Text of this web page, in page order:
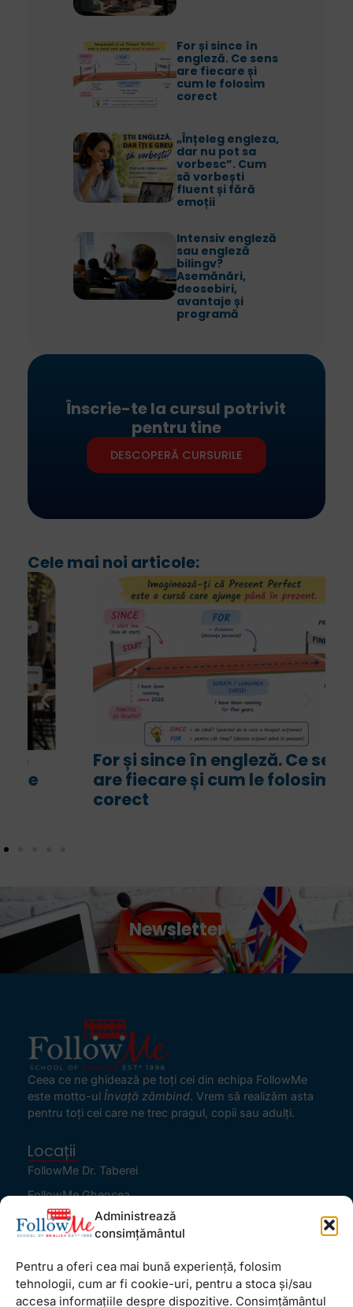
Administrează
consimțământul
Pentru a oferi cea mai bună experiență, folosim
tehnologii, cum ar fi cookie-uri, pentru a stoca și/sau
accesa informațiile despre dispozitive. Consimțământul
For și since în
engleză. Ce sens
are fiecare și
cum le folosim
corect
„Înțeleg engleza,
dar nu pot sa
vorbesc”. Cum
să vorbești
fluent și fără
emoții
Intensiv engleză
sau engleză
bilingv?
Asemănări,
deosebiri,
avantaje și
programă
Înscrie-te la cursul potrivit
pentru tine
DESCOPERĂ CURSURILE
Cele mai noi articole:
For și since în engleză. Ce sens
are fiecare și cum le folosim
corect
Newsletter
Ceea ce ne ghidează pe toţi cei din echipa FollowMe
este motto-ul Învaţă zâmbind. Vrem să realizăm asta
pentru toţi cei care ne trec pragul, copii sau adulţi.
Locații
FollowMe Dr. Taberei
FollowMe Ghencea
FollowMe Titan
Informații Utile
Regulament FollowMe